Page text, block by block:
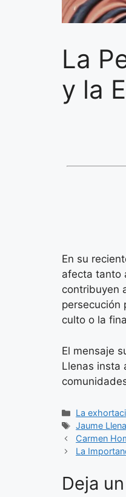
La
y la
En su
afecta tanto
contribuyen
persecución
culto o la
El mensaje
Llenas insta
Categorías
La
Etiquetas
Jaume
Carmen
La
Deja